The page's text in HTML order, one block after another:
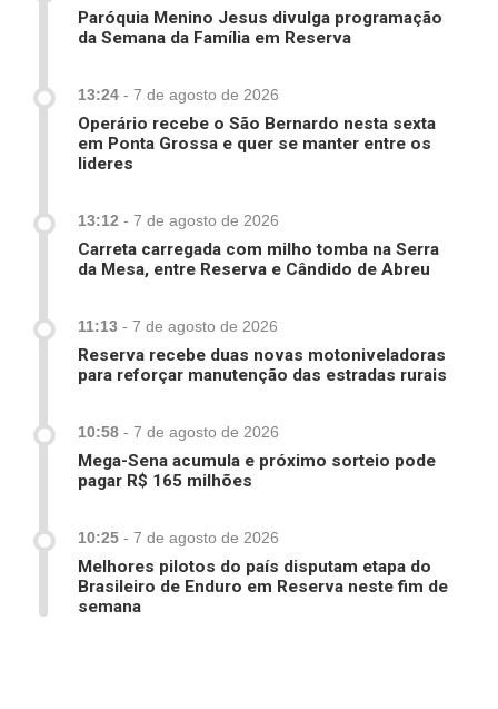
Paróquia Menino Jesus divulga programação
da Semana da Família em Reserva
13:24 - 7 de agosto de 2026
Operário recebe o São Bernardo nesta sexta
em Ponta Grossa e quer se manter entre os
lideres
13:12 - 7 de agosto de 2026
Carreta carregada com milho tomba na Serra
da Mesa, entre Reserva e Cândido de Abreu
11:13 - 7 de agosto de 2026
Reserva recebe duas novas motoniveladoras
para reforçar manutenção das estradas rurais
10:58 - 7 de agosto de 2026
Mega-Sena acumula e próximo sorteio pode
pagar R$ 165 milhões
10:25 - 7 de agosto de 2026
Melhores pilotos do país disputam etapa do
Brasileiro de Enduro em Reserva neste fim de
semana